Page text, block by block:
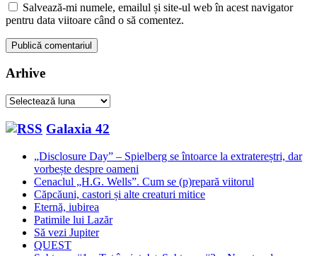
Salvează-mi numele, emailul și site-ul web în acest navigator
pentru data viitoare când o să comentez.
Arhive
Arhive
Galaxia 42
„Disclosure Day” – Spielberg se întoarce la extratereștri, dar
vorbește despre oameni
Cenaclul „H.G. Wells”. Cum se (p)repară viitorul
Căpcăuni, castori și alte creaturi mitice
Eternă, iubirea
Patimile lui Lazăr
Să vezi Jupiter
QUEST